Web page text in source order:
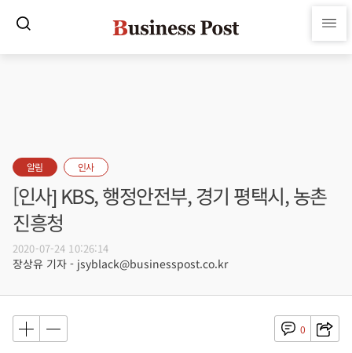
알림 인사
[인사] KBS, 행정안전부, 경기 평택시, 농촌
진흥청
2020-07-24 10:26:14
장상유 기자 - jsyblack@businesspost.co.kr
0